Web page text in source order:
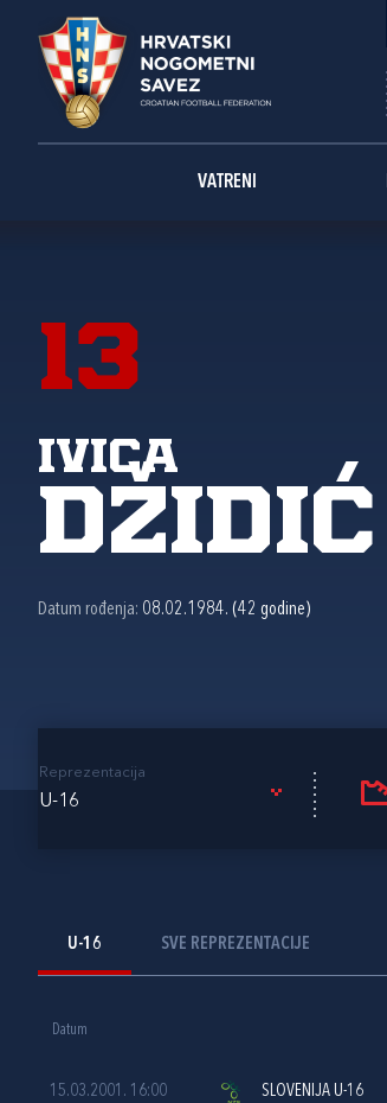
VATRENI
13
Ivica
Džidić
Datum rođenja: 08.02.1984. (42 godine)
Reprezentacija
U-16
U-16 SVE REPREZENTACIJE
Datum
15.03.2001. 16:00 SLOVENIJA U-16